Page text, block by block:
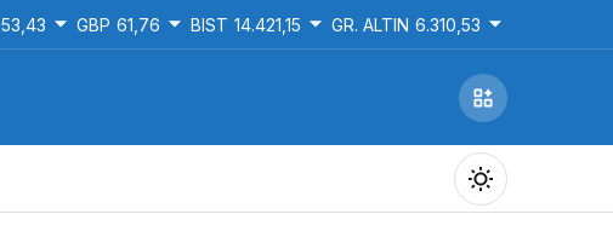
53,43 GBP 61,76 BIST 14.421,15 GR. ALTIN 6.310,53